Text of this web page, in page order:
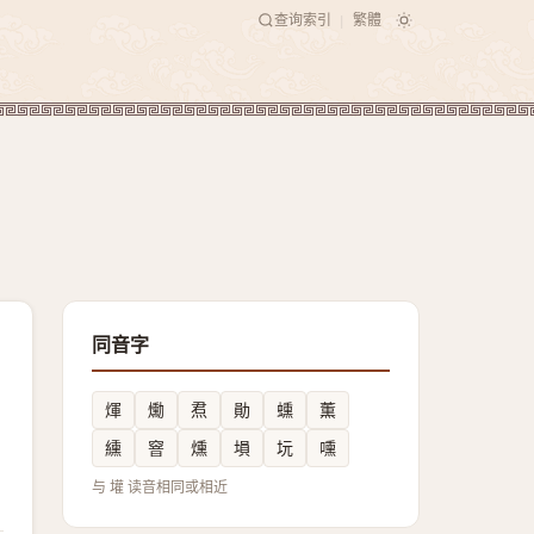
查询索引 繁體
同音字
煇 爋 焄 勛 䗼
薫
纁
窨 燻 塤 坃 嚑
与 壦 读音相同或相近